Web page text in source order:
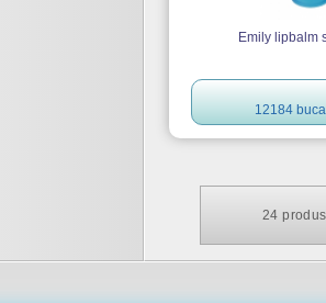
Emily lipbalm
12184
24